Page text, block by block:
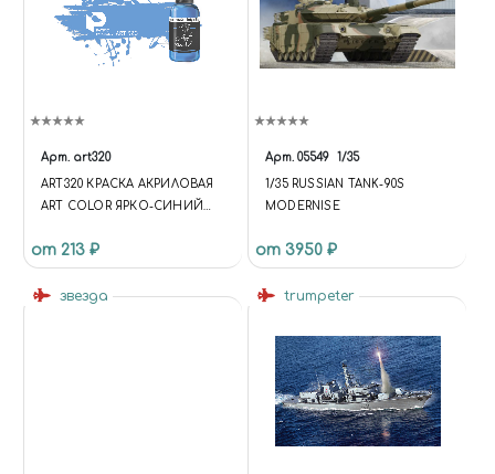
Арт. art320
ART320 КРАСКА АКРИЛОВАЯ
ART COLOR ЯРКО-СИНИЙ
от 213 ₽
Арт. 05549 1/35
1/35 RUSSIAN TANK-90S
MODERNISE
от 3950 ₽
звезда trumpeter